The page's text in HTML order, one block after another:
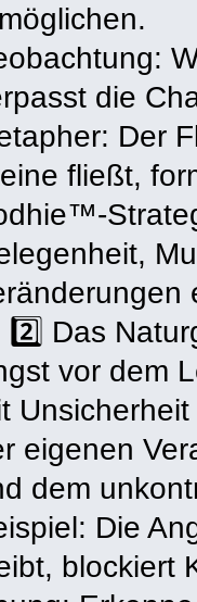
die
Der
fließt,
2️⃣ Das
vor dem
eigenen
dem
Die
blockiert